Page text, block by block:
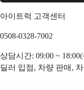
아이트럭 고객센터
0508-0328-7002
상담시간: 09:00 ~
딜러 입점, 차량 판매,